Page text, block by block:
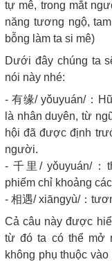
tự mê, trong mắt
năng tương ngộ,
bỗng làm ta si mê)
Dưới đây chúng ta
nói này nhé:
- 有缘/ yǒuyuán/：
là nhân duyên, từ
hội đã được định
người.
- 千里/ yǒuyuán/：
phiếm chỉ khoảng
- 相遇/ xiāngyù/：
Cả câu này được
từ đó ta có thể mở
không phụ thuộc